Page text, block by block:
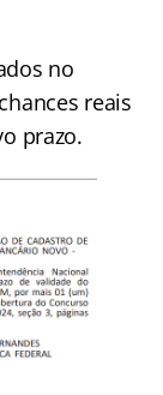
no
reais
prazo.